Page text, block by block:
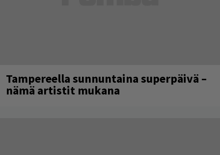
Tampereella sunnuntaina superpäivä –
nämä artistit mukana